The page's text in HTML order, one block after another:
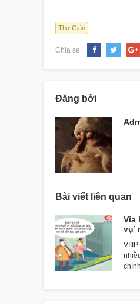
Thư Giãn
Chia sẻ:
Đăng bởi
Bài viết liên quan
Vỉa